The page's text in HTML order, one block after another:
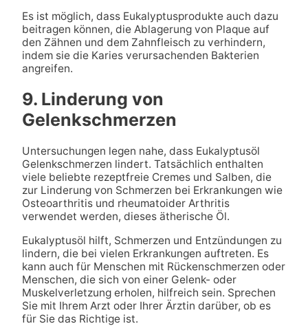
Es ist möglich, dass Eukalyptusprodukte auch dazu
beitragen können, die Ablagerung von Plaque auf
den Zähnen und dem Zahnfleisch zu verhindern,
indem sie die Karies verursachenden Bakterien
angreifen.
9. Linderung von
Gelenkschmerzen
Untersuchungen legen nahe, dass Eukalyptusöl
Gelenkschmerzen lindert. Tatsächlich enthalten
viele beliebte rezeptfreie Cremes und Salben, die
zur Linderung von Schmerzen bei Erkrankungen wie
Osteoarthritis und rheumatoider Arthritis
verwendet werden, dieses ätherische Öl.
Eukalyptusöl hilft, Schmerzen und Entzündungen zu
lindern, die bei vielen Erkrankungen auftreten. Es
kann auch für Menschen mit Rückenschmerzen oder
Menschen, die sich von einer Gelenk- oder
Muskelverletzung erholen, hilfreich sein. Sprechen
Sie mit Ihrem Arzt oder Ihrer Ärztin darüber, ob es
für Sie das Richtige ist.